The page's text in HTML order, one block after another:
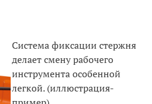
Система фиксации стержня
делает смену рабочего
инструмента особенной
легкой. (иллюстрация-